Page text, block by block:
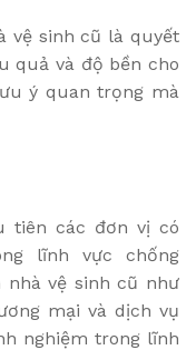
vệ sinh cũ là quyết
quả và độ bền cho
ý quan trọng mà
tiên các đơn vị có
lĩnh vực chống
vệ sinh cũ như
mại và dịch vụ
nghiệm trong lĩnh